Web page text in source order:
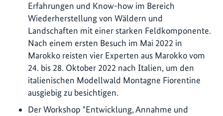
Erfahrungen und Know-how im Bereich
Wiederherstellung von Wäldern und
Landschaften mit einer starken Feldkomponente.
Nach einem ersten Besuch im Mai 2022 in
Marokko reisten vier Experten aus Marokko vom
24. bis 28. Oktober 2022 nach Italien, um den
italienischen Modellwald Montagne Fiorentine
ausgiebig zu besichtigen.
Der Workshop "Entwicklung, Annahme und